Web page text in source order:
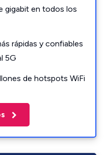
gigabit en todos los
rápidas y confiables
5G
de hotspots WiFi